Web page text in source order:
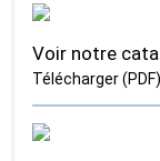
Voir notre
Télécharger (PDF)